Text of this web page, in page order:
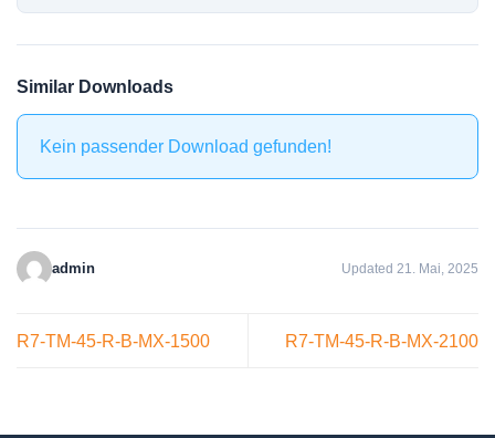
Similar Downloads
Kein passender Download gefunden!
admin Updated 21. Mai, 2025
R7-TM-45-R-B-MX-1500 R7-TM-45-R-B-MX-2100